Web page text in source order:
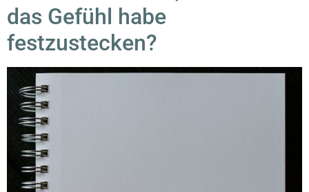
das Gefühl habe
festzustecken?